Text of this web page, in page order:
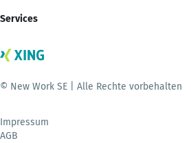
Services
© New Work SE | Alle Rechte vorbehalten
Impressum
AGB